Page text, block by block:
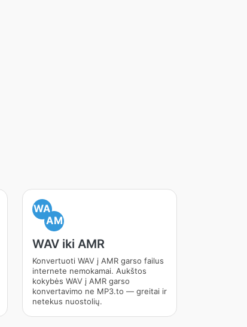
WA
AM
WAV iki AMR
Konvertuoti WAV į AMR garso failus
internete nemokamai. Aukštos
kokybės WAV į AMR garso
konvertavimo ne MP3.to — greitai ir
netekus nuostolių.